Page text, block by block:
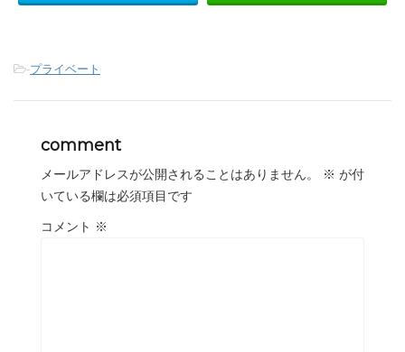
-プライベート
comment
メールアドレスが公開されることはありません。 ※ が付
いている欄は必須項目です
コメント ※